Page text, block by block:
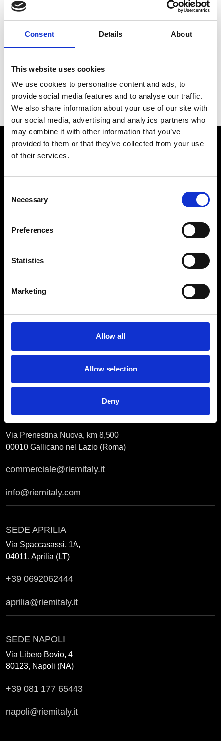
Consent Details About
This website uses cookies
We use cookies to personalise content and ads, to
provide social media features and to analyse our traffic.
We also share information about your use of our site with
our social media, advertising and analytics partners who
may combine it with other information that you’ve
provided to them or that they’ve collected from your use
of their services.
Selection
Necessary
Preferences
Statistics
Marketing
Allow all
Allow selection
Deny
sostenere le fasi di manutenzione ordinaria
e straordinaria. In conclusione, e per avere
macchinari solitamente sono il 20% del
costo totale di quel macchinario.
assistenza e produzione di macchine industriali.
SEDE AMMINISTRATIVA
Via Prenestina Antica 167
00010 Gallicano nel Lazio (Roma)
info@riemitaly.com
commerciale@riemitaly.it
Via Prenestina Nuova, km 8,500
00010 Gallicano nel Lazio (Roma)
commerciale@riemitaly.it
info@riemitaly.com
SEDE APRILIA
Via Spaccasassi, 1A,
04011, Aprilia (LT)
+39 0692062444
aprilia@riemitaly.it
SEDE NAPOLI
Via Libero Bovio, 4
80123, Napoli (NA)
+39 081 177 65443
napoli@riemitaly.it